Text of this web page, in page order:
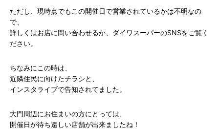
ただし、現時点でもこの開催日で営業されているかは不明なの
で、
詳しくはお店に問い合わせるか、ダイワスーパーのSNSをご覧く
ださい。
ちなみにこの時は、
近隣住民に向けたチラシと、
インスタライブで告知されてました。
大門周辺にお住まいの方にとっては、
開催日が待ち遠しい店舗が出来ましたね！